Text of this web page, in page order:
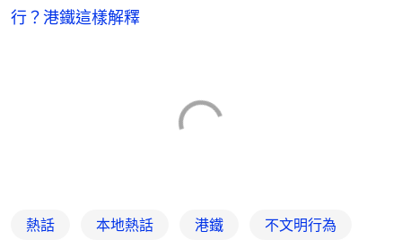
行？港鐵這樣解釋
熱話 本地熱話 港鐵 不文明行為